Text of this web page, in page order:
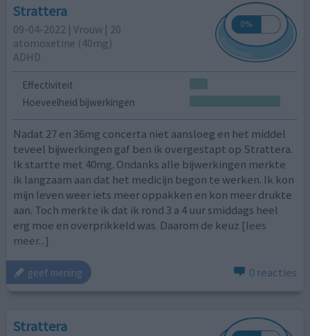
Strattera
09-04-2022 | Vrouw | 20
atomoxetine (40mg)
ADHD
Effectiviteit
Hoeveelheid bijwerkingen
Nadat 27 en 36mg concerta niet aansloeg en het middel
teveel bijwerkingen gaf ben ik overgestapt op Strattera.
Ik startte met 40mg. Ondanks alle bijwerkingen merkte
ik langzaam aan dat het medicijn begon te werken. Ik kon
mijn leven weer iets meer oppakken en kon meer drukte
aan. Toch merkte ik dat ik rond 3 a 4 uur smiddags heel
erg moe en overprikkeld was. Daarom de keuz [lees
meer...]
geef mening 0 reacties
Strattera